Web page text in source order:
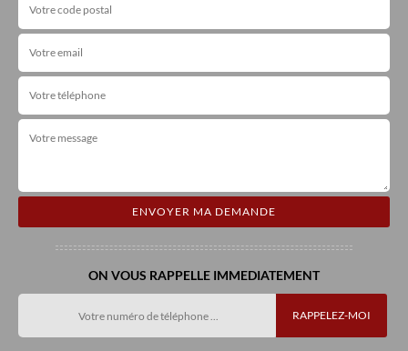
ON VOUS RAPPELLE IMMEDIATEMENT